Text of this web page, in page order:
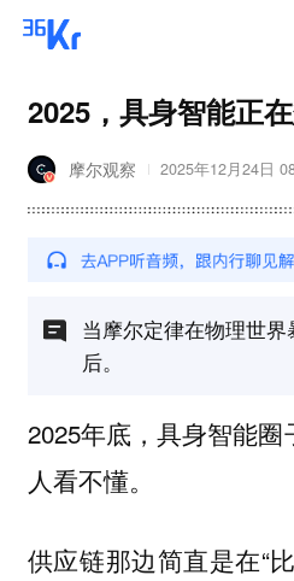
2025，具身智能正
摩尔观察 2025年12月24日
当摩尔定律在物理世
后。
2025年底，具身智能
人看不懂。
供应链那边简直是在“